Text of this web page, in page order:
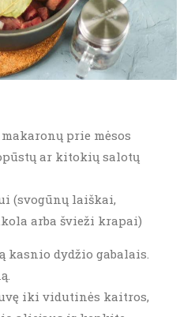
prie mėsos
ar kitokių salotų
(svogūnų laiškai,
arba švieži krapai)
kasnio dydžio gabalais.
iki vidutinės kaitros,